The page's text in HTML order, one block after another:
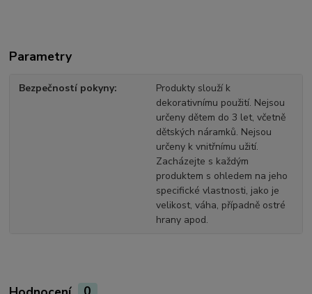
Parametry
Bezpečností pokyny
Produkty slouží k
dekorativnímu použití. Nejsou
určeny dětem do 3 let, včetně
dětských náramků. Nejsou
určeny k vnitřnímu užití.
Zacházejte s každým
produktem s ohledem na jeho
specifické vlastnosti, jako je
velikost, váha, případně ostré
hrany apod.